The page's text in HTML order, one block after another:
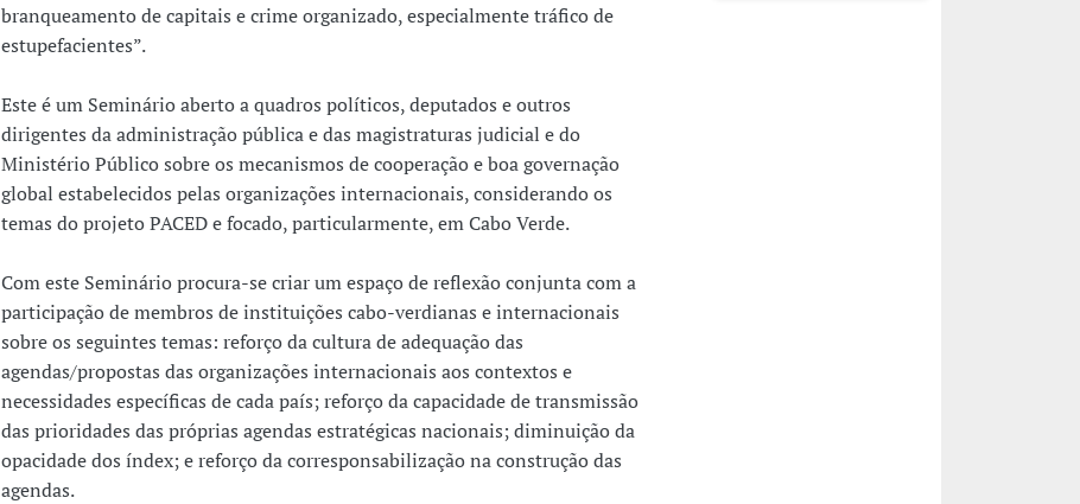
branqueamento de capitais e crime organizado, especialmente tráfico de
estupefacientes”.
Este é um Seminário aberto a quadros políticos, deputados e outros
dirigentes da administração pública e das magistraturas judicial e do
Ministério Público sobre os mecanismos de cooperação e boa governação
global estabelecidos pelas organizações internacionais, considerando os
temas do projeto PACED e focado, particularmente, em Cabo Verde.
Com este Seminário procura-se criar um espaço de reflexão conjunta com a
participação de membros de instituições cabo-verdianas e internacionais
sobre os seguintes temas: reforço da cultura de adequação das
agendas/propostas das organizações internacionais aos contextos e
necessidades específicas de cada país; reforço da capacidade de transmissão
das prioridades das próprias agendas estratégicas nacionais; diminuição da
opacidade dos índex; e reforço da corresponsabilização na construção das
agendas.